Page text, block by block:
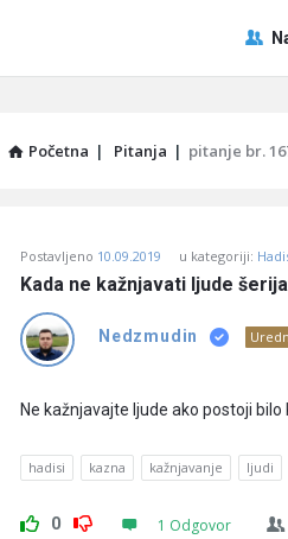
Početna | Pitanja | pitanje br.
Učene
Latest
Pitanja
Postavljeno 10.09.2019 u kategoriji:
Kada ne kažnjavati ljude
Nedzmudin
Ne kažnjavajte ljude ako postoji bilo
hadisi kazna kažnjavanje ljudi
0 1 Odgovor